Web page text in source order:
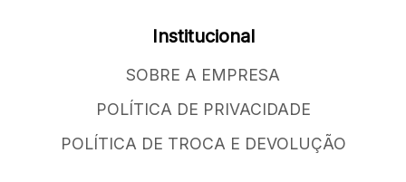
Institucional
SOBRE A EMPRESA
POLÍTICA DE PRIVACIDADE
POLÍTICA DE TROCA E DEVOLUÇÃO